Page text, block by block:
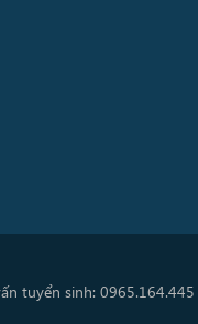
tuyển sinh: